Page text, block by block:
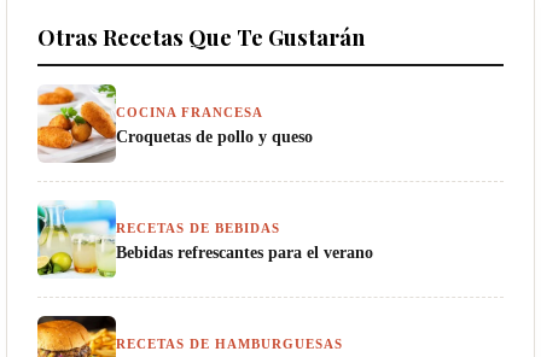
Otras Recetas Que Te Gustarán
COCINA FRANCESA
Croquetas de pollo y queso
RECETAS DE BEBIDAS
Bebidas refrescantes para el verano
RECETAS DE HAMBURGUESAS